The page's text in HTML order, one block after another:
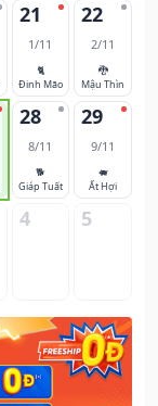
21
1/11
🐈
Đinh Mão
22
2/11
🐉
Mậu Thìn
28
8/11
🐕
Giáp Tuất
29
9/11
🐖
Ất Hợi
4 5